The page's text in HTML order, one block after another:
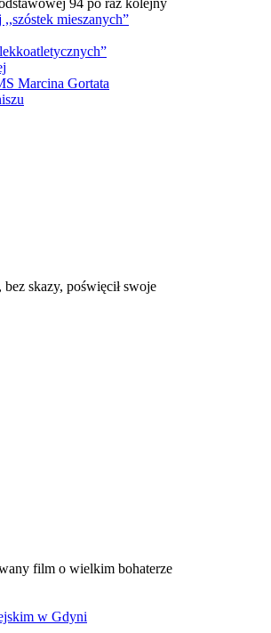
94 po raz kolejny
mieszanych”
Marcina Gortata
skazy, poświęcił swoje
film o wielkim bohaterze
w Gdyni